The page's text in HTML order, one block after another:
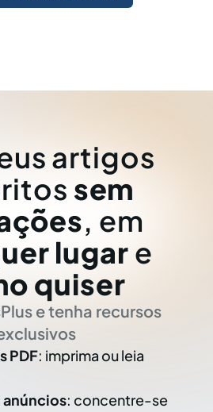
artigos
sem
, em
lugar e
quiser
e tenha recursos
PDF: imprima ou leia
anúncios: concentre-se